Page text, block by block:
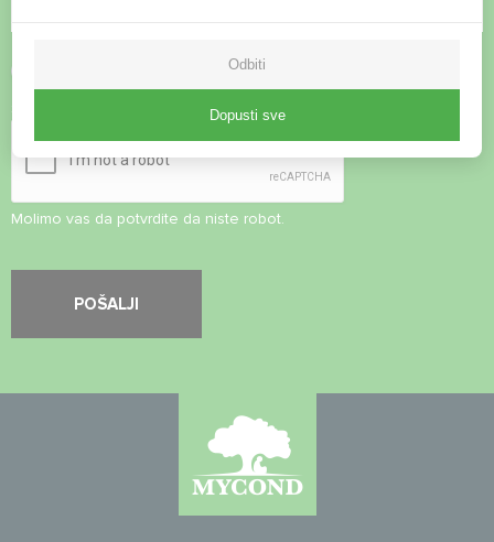
Pravila o privatnosti
Molimo vas da potvrdite da niste robot.
Odbiti
Dopusti sve